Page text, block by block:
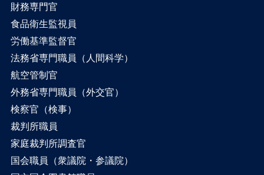
財務専門官
食品衛生監視員
労働基準監督官
法務省専門職員（人間科学）
航空管制官
外務省専門職員（外交官）
検察官（検事）
裁判所職員
家庭裁判所調査官
国会職員（衆議院・参議院）